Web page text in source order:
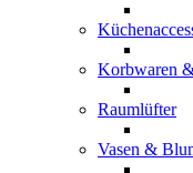
Korbwaren
Raumlüfter
Vasen &